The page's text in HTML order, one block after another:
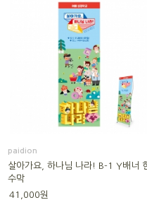
paidion
살아가요, 하나님 나라! B-1 Y배너
수막
41,000원